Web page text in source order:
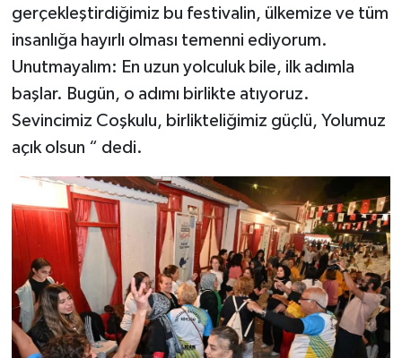
gerçekleştirdiğimiz bu festivalin, ülkemize ve tüm
insanlığa hayırlı olması temenni ediyorum.
Unutmayalım: En uzun yolculuk bile, ilk adımla
başlar. Bugün, o adımı birlikte atıyoruz.
Sevincimiz Coşkulu, birlikteliğimiz güçlü, Yolumuz
açık olsun “ dedi.